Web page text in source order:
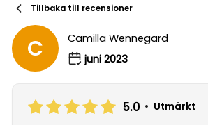
Tillbaka till recensioner
C
Camilla Wennegard
juni 2023
5.0 • Utmärkt